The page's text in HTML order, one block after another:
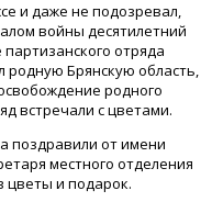
и даже не подозревал,
войны десятилетний
отряда
родную Брянскую область,
родного
встречали с цветами.
поздравили от имени
местного отделения
цветы и подарок.